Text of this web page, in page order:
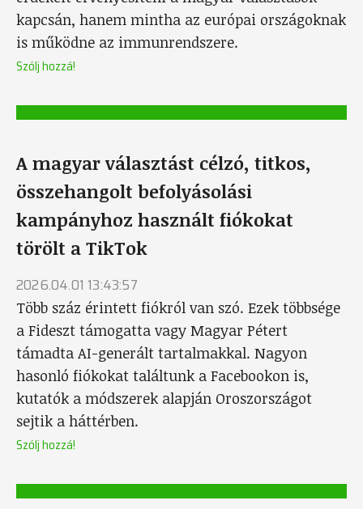
kapcsán, hanem mintha az európai országoknak
is működne az immunrendszere.
Szólj hozzá!
A magyar választást célzó, titkos,
összehangolt befolyásolási
kampányhoz használt fiókokat
törölt a TikTok
2026.04.01 13:43:57
Több száz érintett fiókról van szó. Ezek többsége
a Fideszt támogatta vagy Magyar Pétert
támadta AI-generált tartalmakkal. Nagyon
hasonló fiókokat találtunk a Facebookon is,
kutatók a módszerek alapján Oroszországot
sejtik a háttérben.
Szólj hozzá!